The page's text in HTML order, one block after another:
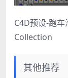
C4D预设-跑
Collection
其他推荐